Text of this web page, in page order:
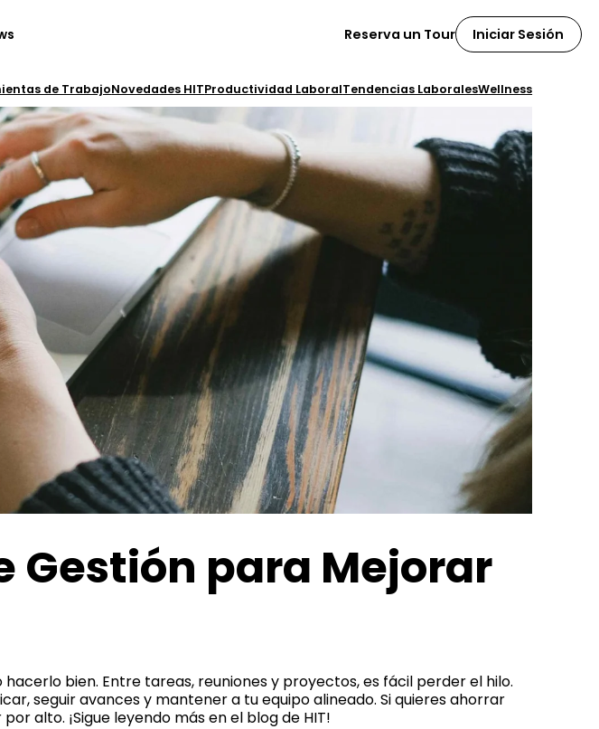
Reserva un Tour Iniciar Sesión
de TrabajoNovedades HITProductividad LaboralTendencias LaboralesWellness
Gestión para Mejorar
bien. Entre tareas, reuniones y proyectos, es fácil perder el hilo.
seguir avances y mantener a tu equipo alineado. Si quieres ahorrar
alto. ¡Sigue leyendo más en el blog de HIT!